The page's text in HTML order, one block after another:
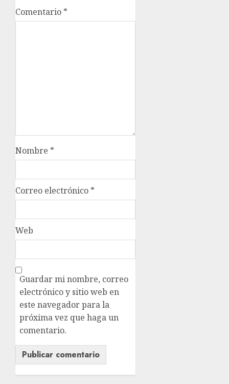
Comentario *
Nombre *
Correo electrónico *
Web
Guardar mi nombre, correo
electrónico y sitio web en
este navegador para la
próxima vez que haga un
comentario.